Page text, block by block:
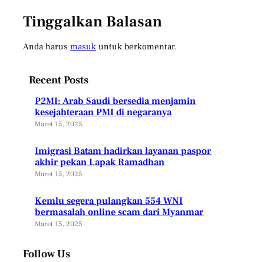
Tinggalkan Balasan
Anda harus masukuntuk berkomentar.
Recent Posts
P2MI: Arab Saudi bersedia menjamin
kesejahteraan PMI di negaranya
Maret 15, 2025
Imigrasi Batam hadirkan layanan paspor
akhir pekan Lapak Ramadhan
Maret 15, 2025
Kemlu segera pulangkan 554 WNI
bermasalah online scam dari Myanmar
Maret 15, 2025
Follow Us